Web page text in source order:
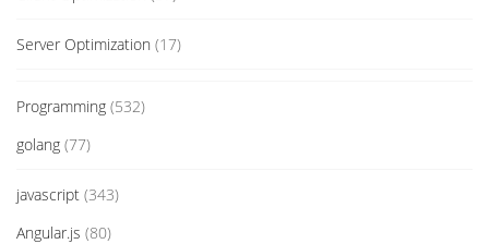
Server Optimization (17)
Programming (532)
golang (77)
javascript (343)
Angular.js (80)